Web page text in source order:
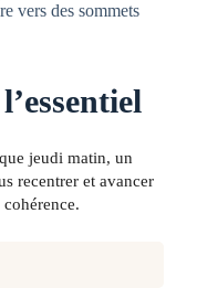
vers des sommets
jeudi matin, un
recentrer et avancer